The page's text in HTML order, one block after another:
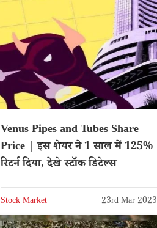
Venus Pipes and Tubes Share
Price | इस शेयर ने 1 साल में 125%
रिटर्न दिया, देखे स्टॉक डिटेल्स
Stock Market 23rd Mar 2023